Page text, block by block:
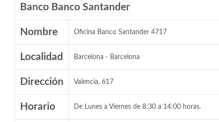
Banco Banco Santander
Nombre Oficina Banco Santander 4717
Localidad Barcelona - Barcelona
Dirección Valencia, 617
Horario De Lunes a Viernes de 8:30 a 14:00 horas.